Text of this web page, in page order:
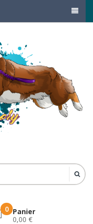
0 Panier
0,00 €